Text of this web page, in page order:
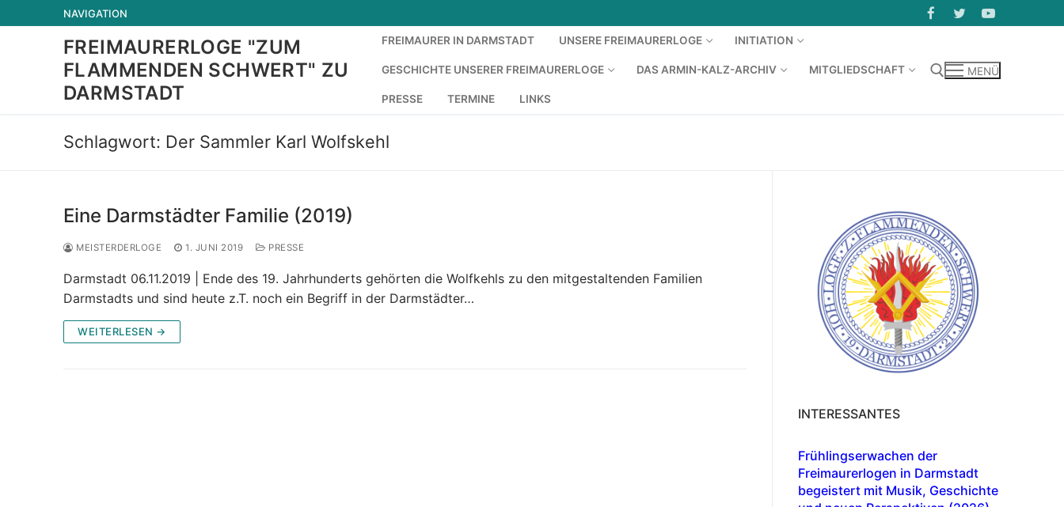
Inhalt
NAVIGATION
FREIMAURERLOGE "ZUM
FLAMMENDEN SCHWERT" ZU
DARMSTADT
FREIMAURER IN DARMSTADT UNSERE FREIMAURERLOGE INITIATION
GESCHICHTE UNSERER FREIMAURERLOGE DAS ARMIN-KALZ-ARCHIV MITGLIEDSCHAFT
PRESSE TERMINE LINKS
MENÜ
Schlagwort: Der Sammler Karl Wolfskehl
Eine Darmstädter Familie (2019)
MEISTERDERLOGE 1. JUNI 2019 PRESSE
Darmstadt 06.11.2019 | Ende des 19. Jahrhunderts gehörten die Wolfkehls zu den mitgestaltenden Familien
Darmstadts und sind heute z.T. noch ein Begriff in der Darmstädter…
WEITERLESEN →
INTERESSANTES
Frühlingserwachen der
Freimaurerlogen in Darmstadt
begeistert mit Musik, Geschichte